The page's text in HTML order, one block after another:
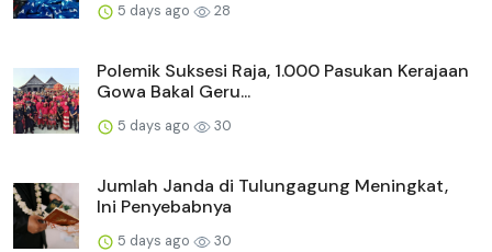
5 days ago 28
Polemik Suksesi Raja, 1.000 Pasukan Kerajaan
Gowa Bakal Geru...
5 days ago 30
Jumlah Janda di Tulungagung Meningkat,
Ini Penyebabnya
5 days ago 30